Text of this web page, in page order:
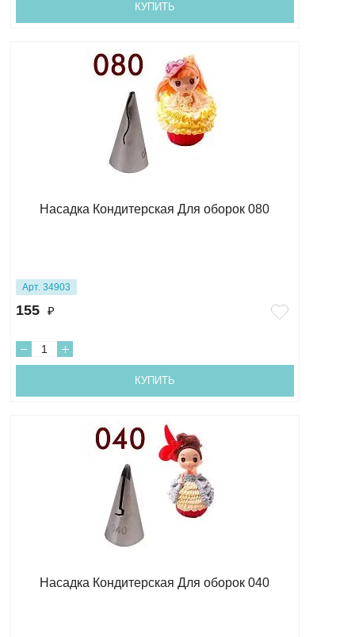
КУПИТЬ
Насадка Кондитерская Для оборок 080
Арт. 34903
155 ₽
КУПИТЬ
Насадка Кондитерская Для оборок 040